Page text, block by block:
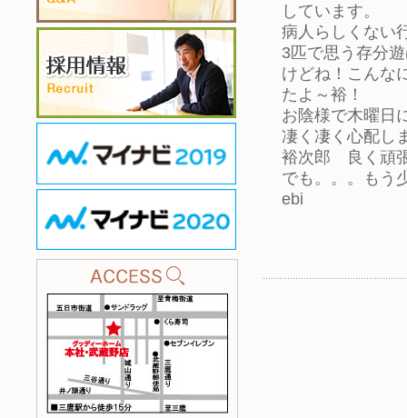
しています。
病人らしくない
3匹で思う存分
けどね！こんな
たよ～裕！
お陰様で木曜日
凄く凄く心配し
裕次郎 良く頑
でも。。。も
ebi